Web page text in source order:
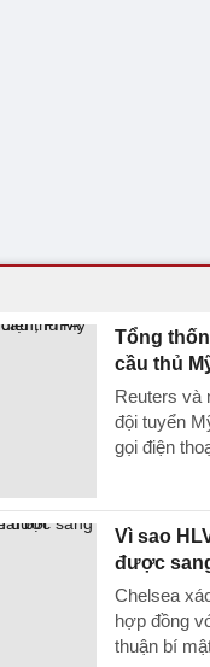
Tổng
cầu thủ
Reuters và
đội tuyển
gọi điện
Vì sao
được
Chelsea
hợp đồng
thuận bí